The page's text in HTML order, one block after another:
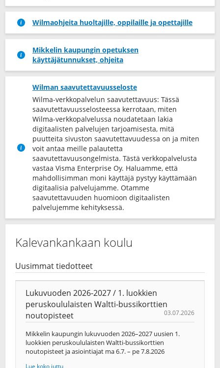
Wilmaohjeita huoltajille, oppilaille ja opettajille
Mikkelin kaupungin opetuksen
käyttäjätunnukset, ohjeita
Wilman saavutettavuusseloste
Wilma-verkkopalvelun saavutettavuus: Tässä
saavutettavuusselosteessa kerrotaan, miten
Wilma-verkkopalvelussa noudatetaan lakia
digitaalisten palvelujen tarjoamisesta, mitä
puutteita sivuston saavutettavuudessa on ja miten
voit antaa meille palautetta
saavutettavuusongelmista. Tästä verkkopalvelusta
vastaa Visma Enterprise Oy. Haluamme, että
mahdollisimman moni käyttäjä pystyy käyttämään
digitaalisia palvelujamme. Otamme
saavutettavuuden huomioon digitaalisten
palvelujemme kehityksessä.
Kalevankankaan koulu
Uusimmat tiedotteet
Lukuvuoden 2026-2027 / 1. luokkien
peruskoululaisten Waltti-bussikorttien
noutopisteet
03.07.2026
Mikkelin kaupungin lukuvuoden 2026–2027 uusien 1.
luokkien peruskoululaisten Waltti-bussikorttien
noutopisteet ja asiointiajat ma 6.7. – pe 7.8.2026
Lue koko juttu